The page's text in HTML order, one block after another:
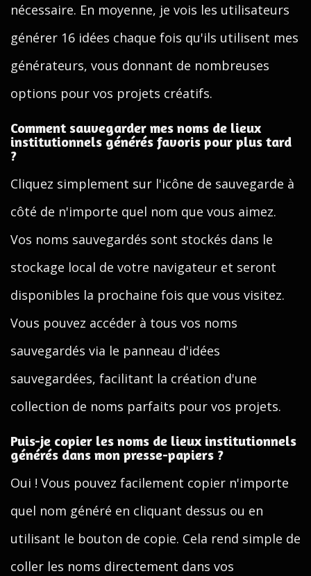
nécessaire. En moyenne, je vois les utilisateurs
générer 16 idées chaque fois qu'ils utilisent mes
générateurs, vous donnant de nombreuses
options pour vos projets créatifs.
Comment sauvegarder mes noms de lieux
institutionnels générés favoris pour plus tard
?
Cliquez simplement sur l'icône de sauvegarde à
côté de n'importe quel nom que vous aimez.
Vos noms sauvegardés sont stockés dans le
stockage local de votre navigateur et seront
disponibles la prochaine fois que vous visitez.
Vous pouvez accéder à tous vos noms
sauvegardés via le panneau d'idées
sauvegardées, facilitant la création d'une
collection de noms parfaits pour vos projets.
Puis-je copier les noms de lieux institutionnels
générés dans mon presse-papiers ?
Oui ! Vous pouvez facilement copier n'importe
quel nom généré en cliquant dessus ou en
utilisant le bouton de copie. Cela rend simple de
coller les noms directement dans vos